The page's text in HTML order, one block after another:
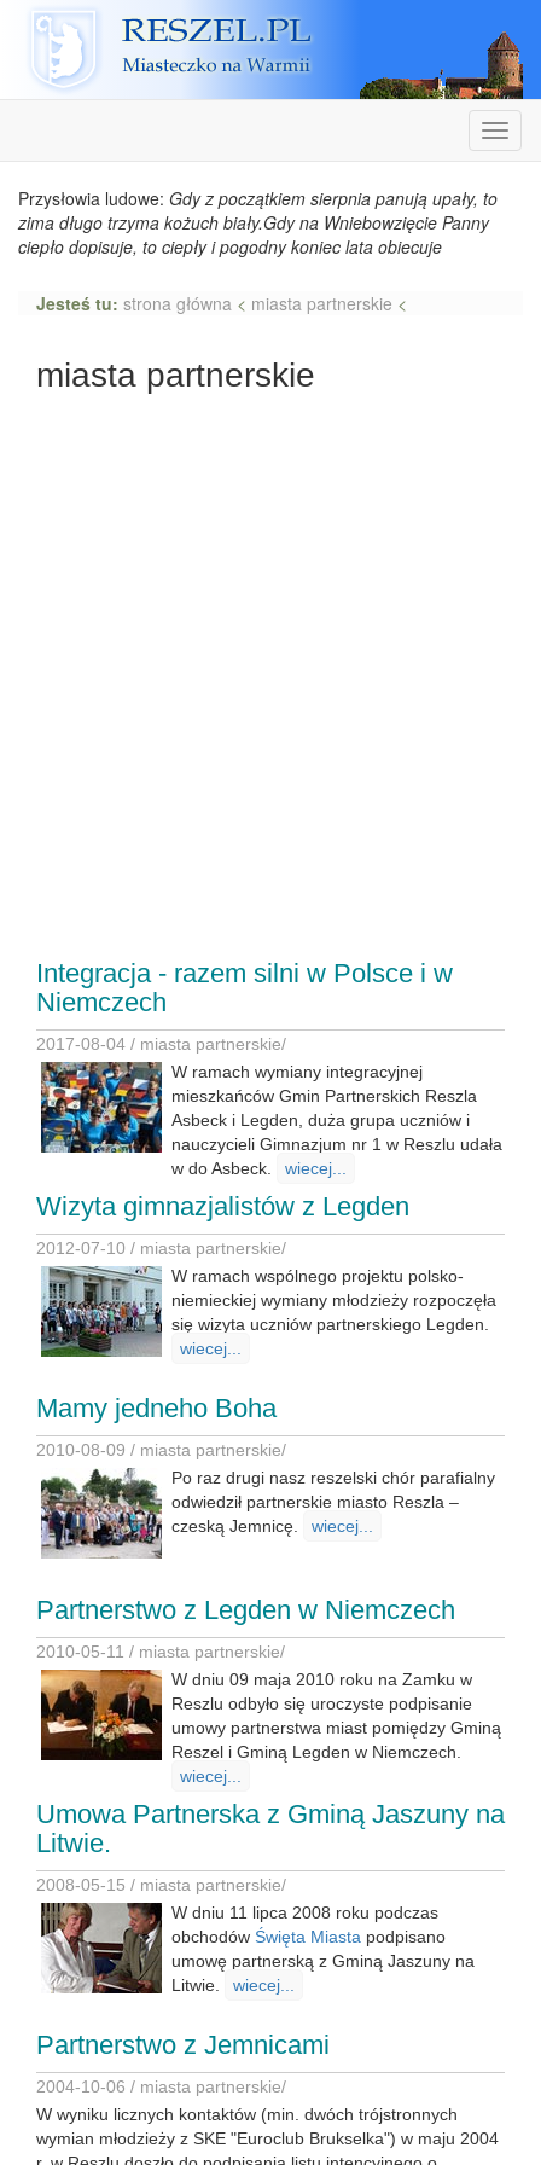
Reszel
Przysłowia ludowe: Gdy z początkiem sierpnia panują upały, to
zima długo trzyma kożuch biały.Gdy na Wniebowzięcie Panny
ciepło dopisuje, to ciepły i pogodny koniec lata obiecuje
Jesteś tu: strona główna < miasta partnerskie <
miasta partnerskie
Integracja - razem silni w Polsce i w
Niemczech
2017-08-04 / miasta partnerskie/
W ramach wymiany integracyjnej
mieszkańców Gmin Partnerskich Reszla
Asbeck i Legden, duża grupa uczniów i
nauczycieli Gimnazjum nr 1 w Reszlu udała
w do Asbeck.
wiecej...
Wizyta gimnazjalistów z Legden
2012-07-10 / miasta partnerskie/
W ramach wspólnego projektu polsko-
niemieckiej wymiany młodzieży rozpoczęła
się wizyta uczniów partnerskiego Legden.
wiecej...
Mamy jedneho Boha
2010-08-09 / miasta partnerskie/
Po raz drugi nasz reszelski chór parafialny
odwiedził partnerskie miasto Reszla –
czeską Jemnicę.
wiecej...
Partnerstwo z Legden w Niemczech
2010-05-11 / miasta partnerskie/
W dniu 09 maja 2010 roku na Zamku w
Reszlu odbyło się uroczyste podpisanie
umowy partnerstwa miast pomiędzy Gminą
Reszel i Gminą Legden w Niemczech.
wiecej...
Umowa Partnerska z Gminą Jaszuny na
Litwie.
2008-05-15 / miasta partnerskie/
W dniu 11 lipca 2008 roku podczas
obchodów Święta Miasta podpisano
umowę partnerską z Gminą Jaszuny na
Litwie.
wiecej...
Partnerstwo z Jemnicami
2004-10-06 / miasta partnerskie/
W wyniku licznych kontaktów (min. dwóch trójstronnych
wymian młodzieży z SKE "Euroclub Brukselka") w maju 2004